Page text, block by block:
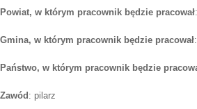
Powiat, w którym pracownik będzie pracował
Gmina, w którym pracownik będzie pracował
Państwo, w którym pracownik będzie
Zawód : pilarz